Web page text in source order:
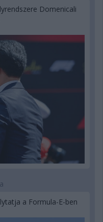
Domenicali
a Formula-E-ben